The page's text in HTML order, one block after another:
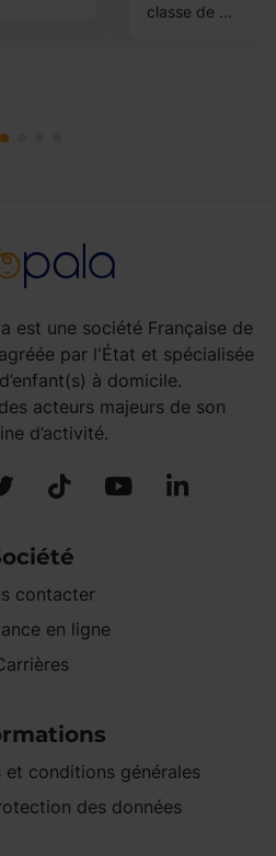
classe de ...
est une société Française de
par l'État et spécialisée
à domicile.
acteurs majeurs de son
d’activité.
contacter
en ligne
et conditions générales
des données